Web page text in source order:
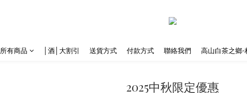
所有商品 │酒│大割引 送貨方式 付款方式 聯絡我們 高山白茶之鄉-
2025中秋限定優惠